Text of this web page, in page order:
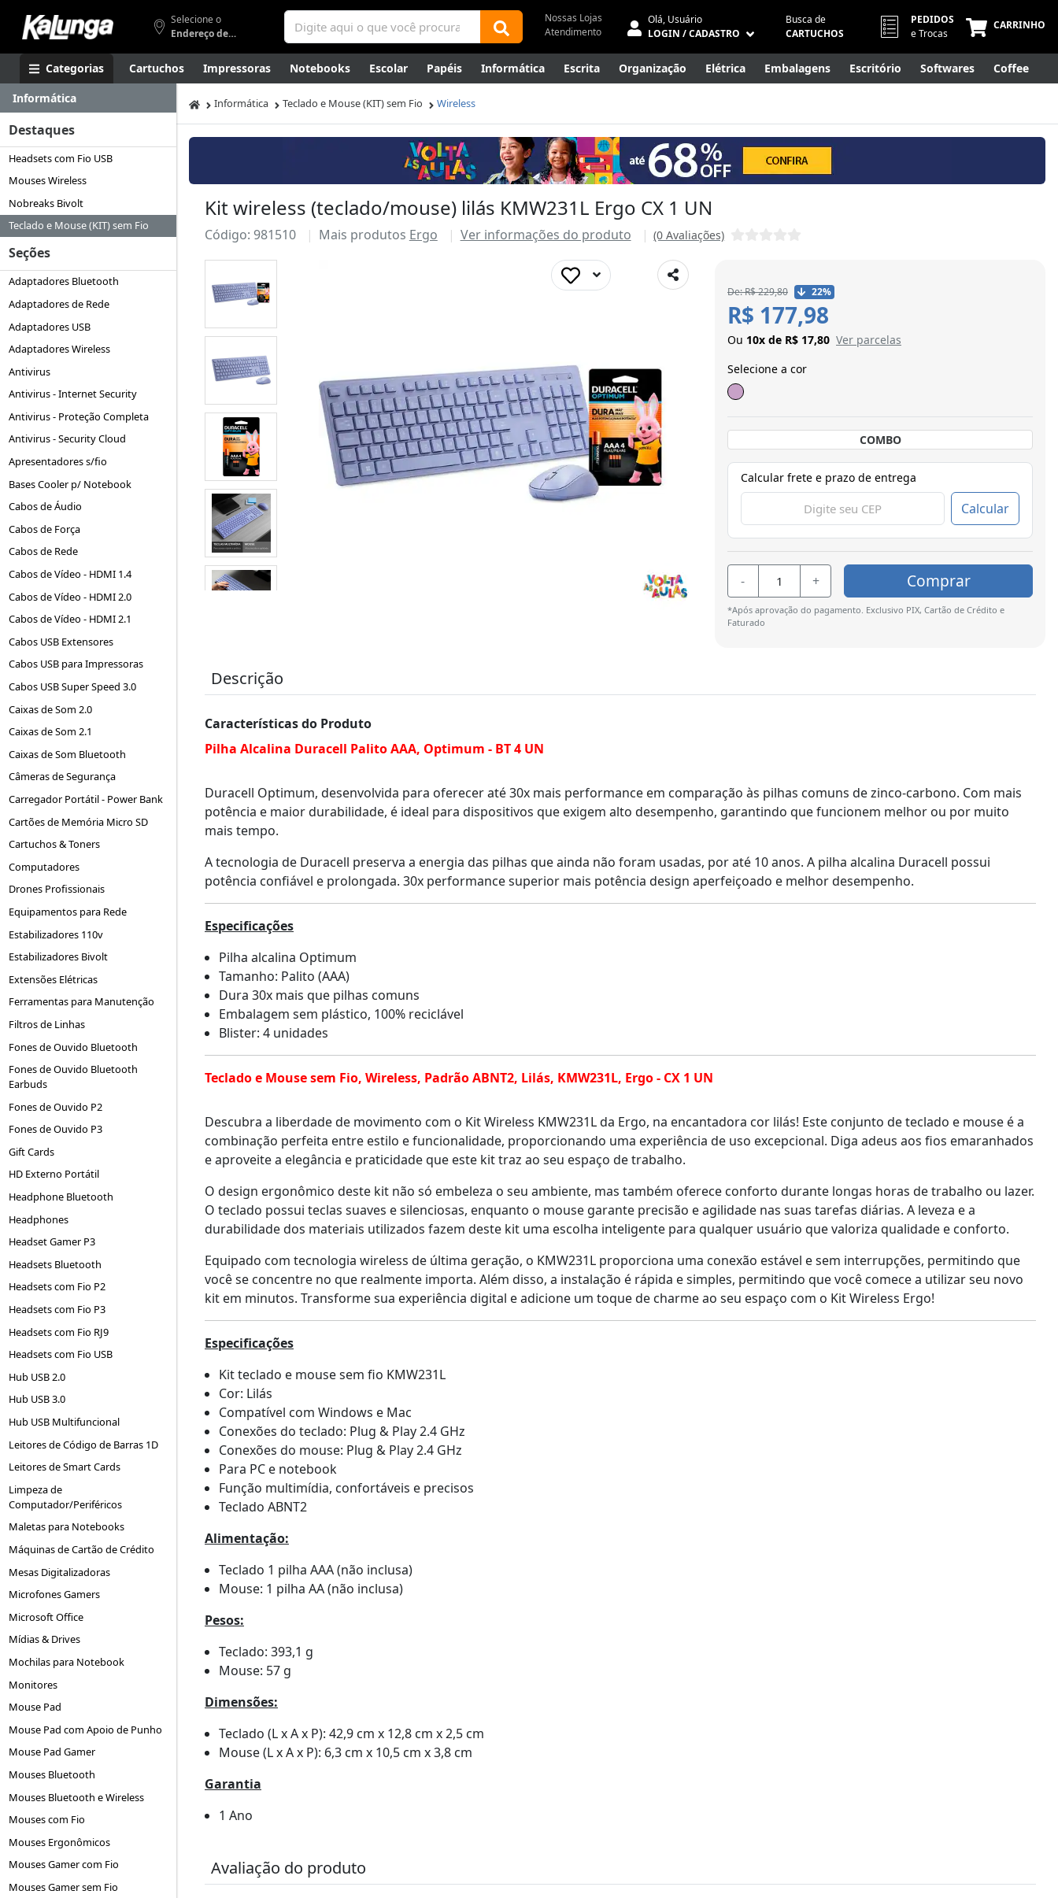
Selecione o
Endereço de entrega
Nossas Lojas
Atendimento
Olá, Usuário
LOGIN / CADASTRO
Busca de
CARTUCHOS
PEDIDOS
e Trocas
CARRINHO
Categorias Cartuchos Impressoras Notebooks Escolar Papéis Informática Escrita Organização Elétrica Embalagens Escritório Softwares Coffee
Apresentação Smartphones Artes Gamers Higiene Mídias Envelopes
Canetas Luxo
Outlet
Informática
Destaques
Headsets com Fio USB
Mouses Wireless
Nobreaks Bivolt
Teclado e Mouse (KIT) sem Fio
Seções
Adaptadores Bluetooth
Adaptadores de Rede
Adaptadores USB
Adaptadores Wireless
Antivirus
Antivirus - Internet Security
Antivirus - Proteção Completa
Antivirus - Security Cloud
Apresentadores s/fio
Bases Cooler p/ Notebook
Cabos de Áudio
Cabos de Força
Cabos de Rede
Cabos de Vídeo - HDMI 1.4
Cabos de Vídeo - HDMI 2.0
Cabos de Vídeo - HDMI 2.1
Cabos USB Extensores
Cabos USB para Impressoras
Cabos USB Super Speed 3.0
Caixas de Som 2.0
Caixas de Som 2.1
Caixas de Som Bluetooth
Câmeras de Segurança
Carregador Portátil - Power Bank
Cartões de Memória Micro SD
Cartuchos & Toners
Computadores
Drones Profissionais
Equipamentos para Rede
Estabilizadores 110v
Estabilizadores Bivolt
Extensões Elétricas
Ferramentas para Manutenção
Filtros de Linhas
Fones de Ouvido Bluetooth
Fones de Ouvido Bluetooth
Earbuds
Fones de Ouvido P2
Fones de Ouvido P3
Gift Cards
HD Externo Portátil
Headphone Bluetooth
Headphones
Headset Gamer P3
Headsets Bluetooth
Headsets com Fio P2
Headsets com Fio P3
Headsets com Fio RJ9
Headsets com Fio USB
Hub USB 2.0
Hub USB 3.0
Hub USB Multifuncional
Leitores de Código de Barras 1D
Leitores de Smart Cards
Limpeza de
Computador/Periféricos
Maletas para Notebooks
Máquinas de Cartão de Crédito
Mesas Digitalizadoras
Microfones Gamers
Microsoft Office
Mídias & Drives
Mochilas para Notebook
Monitores
Mouse Pad
Mouse Pad com Apoio de Punho
Mouse Pad Gamer
Mouses Bluetooth
Mouses Bluetooth e Wireless
Mouses com Fio
Mouses Ergonômicos
Mouses Gamer com Fio
Mouses Gamer sem Fio
Informática Teclado e Mouse (KIT) sem Fio Wireless
Kit wireless (teclado/mouse) lilás KMW231L Ergo CX 1 UN
Código: 981510 Mais produtos Ergo Ver informações do produto (0 Avaliações)
De: R$ 229,80 22%
R$ 177,98
Ou 10x de R$ 17,80 Ver parcelas
Selecione a cor
COMBO
Calcular frete e prazo de entrega
Calcular
- + Comprar
*Após aprovação do pagamento. Exclusivo PIX, Cartão de Crédito e
Faturado
Descrição
Características do Produto
Pilha Alcalina Duracell Palito AAA, Optimum - BT 4 UN
Duracell Optimum, desenvolvida para oferecer até 30x mais performance em comparação às pilhas comuns de zinco-carbono. Com mais
potência e maior durabilidade, é ideal para dispositivos que exigem alto desempenho, garantindo que funcionem melhor ou por muito
mais tempo.
A tecnologia de Duracell preserva a energia das pilhas que ainda não foram usadas, por até 10 anos. A pilha alcalina Duracell possui
potência confiável e prolongada. 30x performance superior mais potência design aperfeiçoado e melhor desempenho.
Especificações
Pilha alcalina Optimum
Tamanho: Palito (AAA)
Dura 30x mais que pilhas comuns
Embalagem sem plástico, 100% reciclável
Blister: 4 unidades
Teclado e Mouse sem Fio, Wireless, Padrão ABNT2, Lilás, KMW231L, Ergo - CX 1 UN
Descubra a liberdade de movimento com o Kit Wireless KMW231L da Ergo, na encantadora cor lilás! Este conjunto de teclado e mouse é a
combinação perfeita entre estilo e funcionalidade, proporcionando uma experiência de uso excepcional. Diga adeus aos fios emaranhados
e aproveite a elegância e praticidade que este kit traz ao seu espaço de trabalho.
O design ergonômico deste kit não só embeleza o seu ambiente, mas também oferece conforto durante longas horas de trabalho ou lazer.
O teclado possui teclas suaves e silenciosas, enquanto o mouse garante precisão e agilidade nas suas tarefas diárias. A leveza e a
durabilidade dos materiais utilizados fazem deste kit uma escolha inteligente para qualquer usuário que valoriza qualidade e conforto.
Equipado com tecnologia wireless de última geração, o KMW231L proporciona uma conexão estável e sem interrupções, permitindo que
você se concentre no que realmente importa. Além disso, a instalação é rápida e simples, permitindo que você comece a utilizar seu novo
kit em minutos. Transforme sua experiência digital e adicione um toque de charme ao seu espaço com o Kit Wireless Ergo!
Especificações
Kit teclado e mouse sem fio KMW231L
Cor: Lilás
Compatível com Windows e Mac
Conexões do teclado: Plug & Play 2.4 GHz
Conexões do mouse: Plug & Play 2.4 GHz
Para PC e notebook
Função multimídia, confortáveis e precisos
Teclado ABNT2
Alimentação:
Teclado 1 pilha AAA (não inclusa)
Mouse: 1 pilha AA (não inclusa)
Pesos:
Teclado: 393,1 g
Mouse: 57 g
Dimensões:
Teclado (L x A x P): 42,9 cm x 12,8 cm x 2,5 cm
Mouse (L x A x P): 6,3 cm x 10,5 cm x 3,8 cm
Garantia
1 Ano
Avaliação do produto